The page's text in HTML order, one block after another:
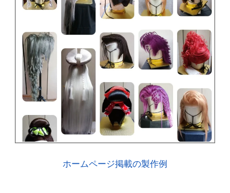
ホームページ掲載の製作例